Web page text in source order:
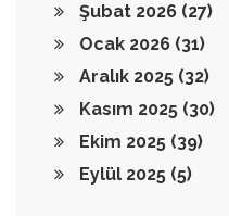
Şubat 2026 (27)
Ocak 2026 (31)
Aralık 2025 (32)
Kasım 2025 (30)
Ekim 2025 (39)
Eylül 2025 (5)